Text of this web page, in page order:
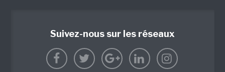
Suivez-nous sur les réseaux